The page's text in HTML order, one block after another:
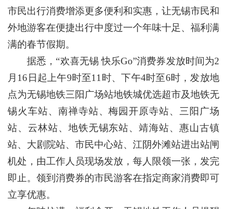
市民出行消费增添更多便利和实惠，让无锡市民和
外地游客在便捷出行中度过一个年味十足、福利满
满的春节假期。
据悉，“欢喜无锡 快乐Go”消费券发放时间为2
月16日起上午9时至11时、下午4时至6时，发放地
点为无锡地铁三阳广场站地铁城优选超市及地铁无
锡火车站、南禅寺站、梅园开原寺站、三阳广场
站、云林站、地铁无锡东站、靖海站、惠山古镇
站、大剧院站、市民中心站、江阴外滩站进出站闸
机处，由工作人员现场发放，每人限领一张，发完
即止。领到消费券的市民游客在指定商家消费即可
立享优惠。